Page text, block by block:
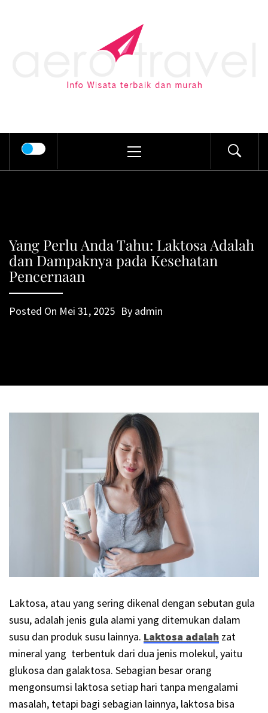
AERO TRAVEL
Menu
Yang Perlu Anda Tahu: Laktosa Adalah
dan Dampaknya pada Kesehatan
Pencernaan
Posted On Mei 31, 2025 By admin
Laktosa, atau yang sering dikenal dengan sebutan gula
susu, adalah jenis gula alami yang ditemukan dalam
susu dan produk susu lainnya. Laktosa adalah zat
mineral yang terbentuk dari dua jenis molekul, yaitu
glukosa dan galaktosa. Sebagian besar orang
mengonsumsi laktosa setiap hari tanpa mengalami
masalah, tetapi bagi sebagian lainnya, laktosa bisa